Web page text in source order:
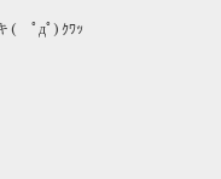
( ﾟдﾟ)ｸﾜｯ